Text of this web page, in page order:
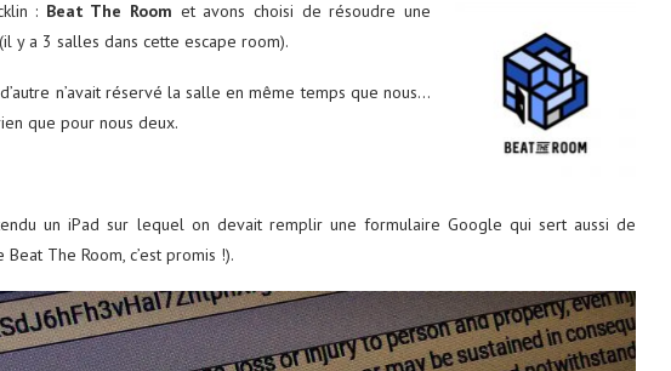
: Beat The Room et avons choisi de résoudre une
y a 3 salles dans cette escape room).
n’avait réservé la salle en même temps que nous…
que pour nous deux.
un iPad sur lequel on devait remplir une formulaire Google qui sert aussi de
The Room, c’est promis !).
voiture aux États-Unis : 8
conseils...
Découvrez le monde autrement avec
Evaneos : voyagez...
2 décembre 2024